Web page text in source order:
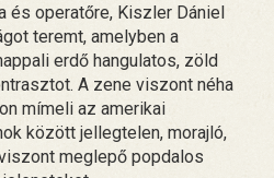
és operatőre, Kiszler Dániel
teremt, amelyben a
erdő hangulatos, zöld
A zene viszont néha
mímeli az amerikai
között jellegtelen, morajló,
meglepő popdalos